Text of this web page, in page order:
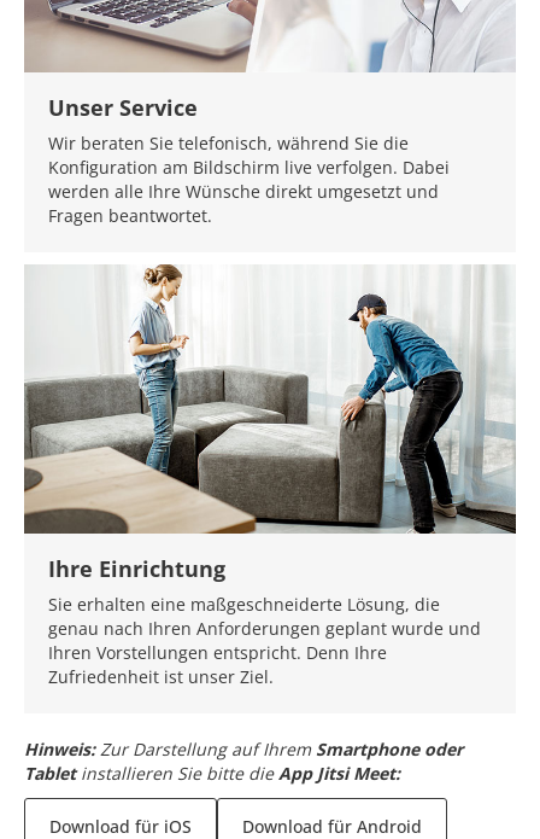
Unser Service
Wir beraten Sie telefonisch, während Sie die
Konfiguration am Bildschirm live verfolgen. Dabei
werden alle Ihre Wünsche direkt umgesetzt und
Fragen beantwortet.
Ihre Einrichtung
Sie erhalten eine maßgeschneiderte Lösung, die
genau nach Ihren Anforderungen geplant wurde und
Ihren Vorstellungen entspricht. Denn Ihre
Zufriedenheit ist unser Ziel.
Hinweis: Zur Darstellung auf Ihrem Smartphone oder
Tabletinstallieren Sie bitte dieApp Jitsi Meet:
Download für iOS Download für Android